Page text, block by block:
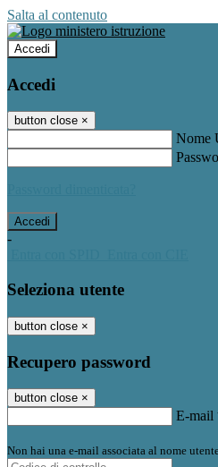
Salta al contenuto
Accedi
Accedi
button close ×
Nome
-
Seleziona utente
button close ×
Recupero password
button close ×
E-mail
Non hai una e-mail associata al nome